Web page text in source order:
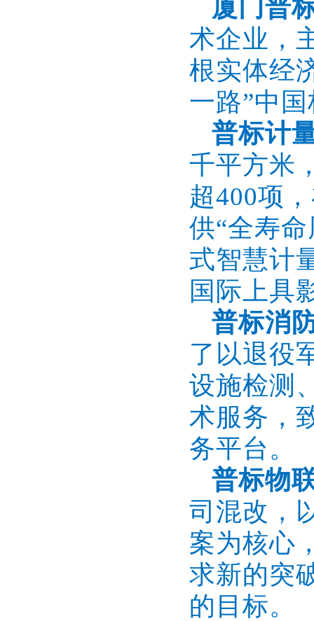
厦门普
术企业，
根实体经
一路”中
普标计
千平方米
超400项
供“全寿
式智慧计
国际上具
普标消
了以退役
设施检测
术服务，
务平台。
普标物
司混改，
案为核心
求新的突
的目标。